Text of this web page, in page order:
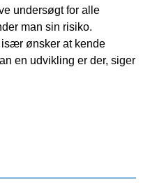
undersøgt for alle
man sin risiko.
især ønsker at kende
en udvikling er der, siger